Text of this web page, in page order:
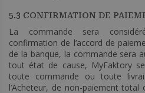
5.3 CONFIRMATION DE
La commande sera
confirmation de l’accord de
de la banque, la commande sera
tout état de cause, MyFaktory
toute commande ou toute
l’Acheteur, de non-paiement total